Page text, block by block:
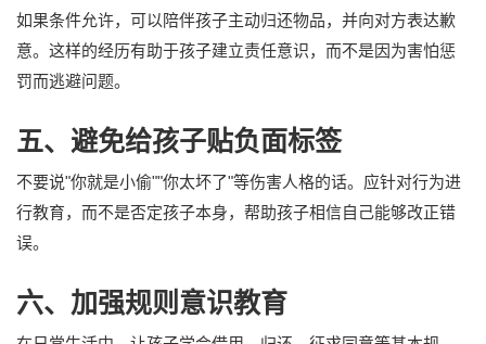
如果条件允许，可以陪伴孩子主动归还物品，并向对方表达歉
意。这样的经历有助于孩子建立责任意识，而不是因为害怕惩
罚而逃避问题。
五、避免给孩子贴负面标签
不要说"你就是小偷""你太坏了"等伤害人格的话。应针对行为进
行教育，而不是否定孩子本身，帮助孩子相信自己能够改正错
误。
六、加强规则意识教育